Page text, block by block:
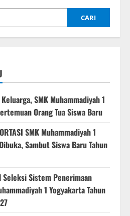
CARI
SMK Muhammadiyah 1
Orang Tua Siswa Baru
SMK Muhammadiyah 1
Sambut Siswa Baru Tahun
Seleksi Sistem Penerimaan
1 Yogyakarta Tahun